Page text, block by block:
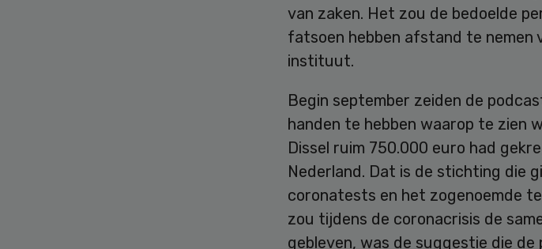
van zaken. Het zou de bedoelde
fatsoen hebben afstand te nemen
instituut.
Begin september zeiden de
handen te hebben waarop te zien
Dissel ruim 750.000 euro had
Nederland. Dat is de stichting die
coronatests en het zogenoemde
zou tijdens de coronacrisis de
gebleven, was de suggestie die